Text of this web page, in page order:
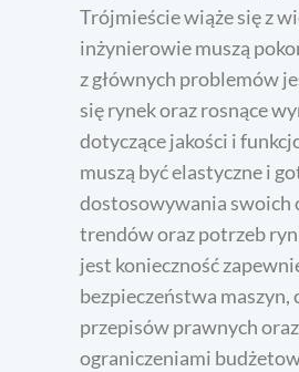
Trójmieście wiąże się z
inżynierowie muszą
z głównych problemów
się rynek oraz rosnące
dotyczące jakości i
muszą być elastyczne i
dostosowywania swoich
trendów oraz potrzeb
jest konieczność
bezpieczeństwa maszyn,
przepisów prawnych
ograniczeniami